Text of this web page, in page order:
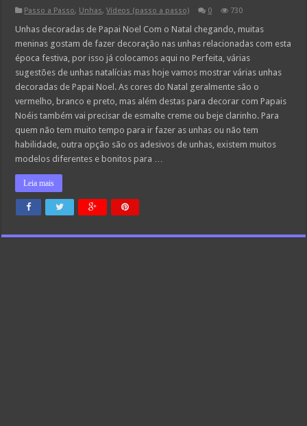
Passo a Passo, Unhas,Vídeos (passo a passo) 0 730
Unhas decoradas de Papai Noel Com o Natal chegando, muitas
meninas gostam de fazer decoração nas unhas relacionadas com esta
época festiva, por isso já colocamos aqui no Perfeita, várias
sugestões de unhas natalícias mas hoje vamos mostrar várias unhas
decoradas de Papai Noel. As cores do Natal geralmente são o
vermelho, branco e preto, mas além destas para decorar com Papais
Noéis também vai precisar de esmalte creme ou beje clarinho. Para
quem não tem muito tempo para ir fazer as unhas ou não tem
habilidade, outra opção são os adesivos de unhas, existem muitos
modelos diferentes e bonitos para …
Leia mais